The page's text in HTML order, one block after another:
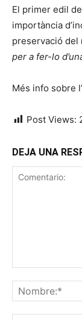
El primer edil
importància
preservació del
per a fer-lo
Més info sobre
Post Views:
DEJA UNA